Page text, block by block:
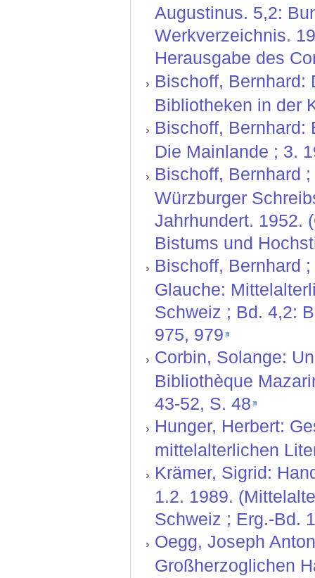
Augustinus. 5,2:
Werkverzeichnis.
Herausgabe des
Bischoff, Bernhard:
Bibliotheken in der
Bischoff, Bernhard:
Die Mainlande ; 3.
Bischoff, Bernhard
Würzburger
Jahrhundert. 1952.
Bistums und
Bischoff, Bernhard
Glauche:
Schweiz ; Bd. 4,2:
975, 979
Corbin, Solange:
Bibliothèque
43-52, S. 48
Hunger, Herbert:
mittelalterlichen
Krämer, Sigrid:
1.2. 1989.
Schweiz ; Erg.-Bd.
Oegg, Joseph
Großherzoglichen